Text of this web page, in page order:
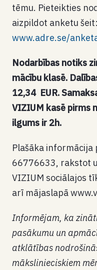
tēmu. Pieteikties
aizpildot anketu šeit:
www.adre.se/
Nodarbības notiks
mācību klasē.
12,34 EUR.
VIZIUM kasē pirms
ilgums ir 2h.
Plašāka informācija
66776633, rakstot
VIZIUM sociālajos
arī mājaslapā
Informējam, ka
pasākumu un
atklātības
mākslinieciskiem